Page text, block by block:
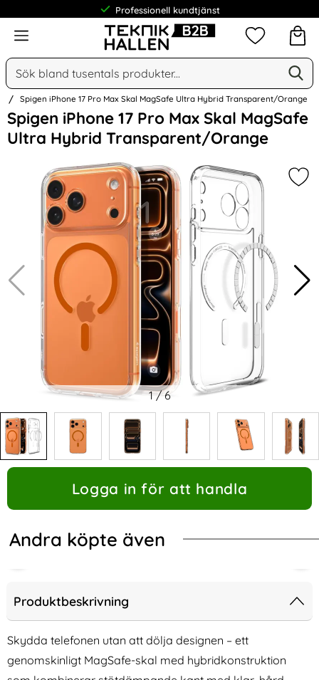
Professionell kundtjänst
Meny
Sök
Sök på Narse Group AB
Mina
Spigen iPhone 17 Pro Max Skal MagSafe Ultra Hybrid Transparent/Orange
Spigen iPhone 17 Pro Max Skal MagSafe
Ultra Hybrid Transparent/Orange
Hoppa
över
Bilder
1/6
Logga in för att handla
Andra köpte även
Produktbeskrivning
Skydda telefonen utan att dölja designen – ett
genomskinligt MagSafe-skal med hybridkonstruktion